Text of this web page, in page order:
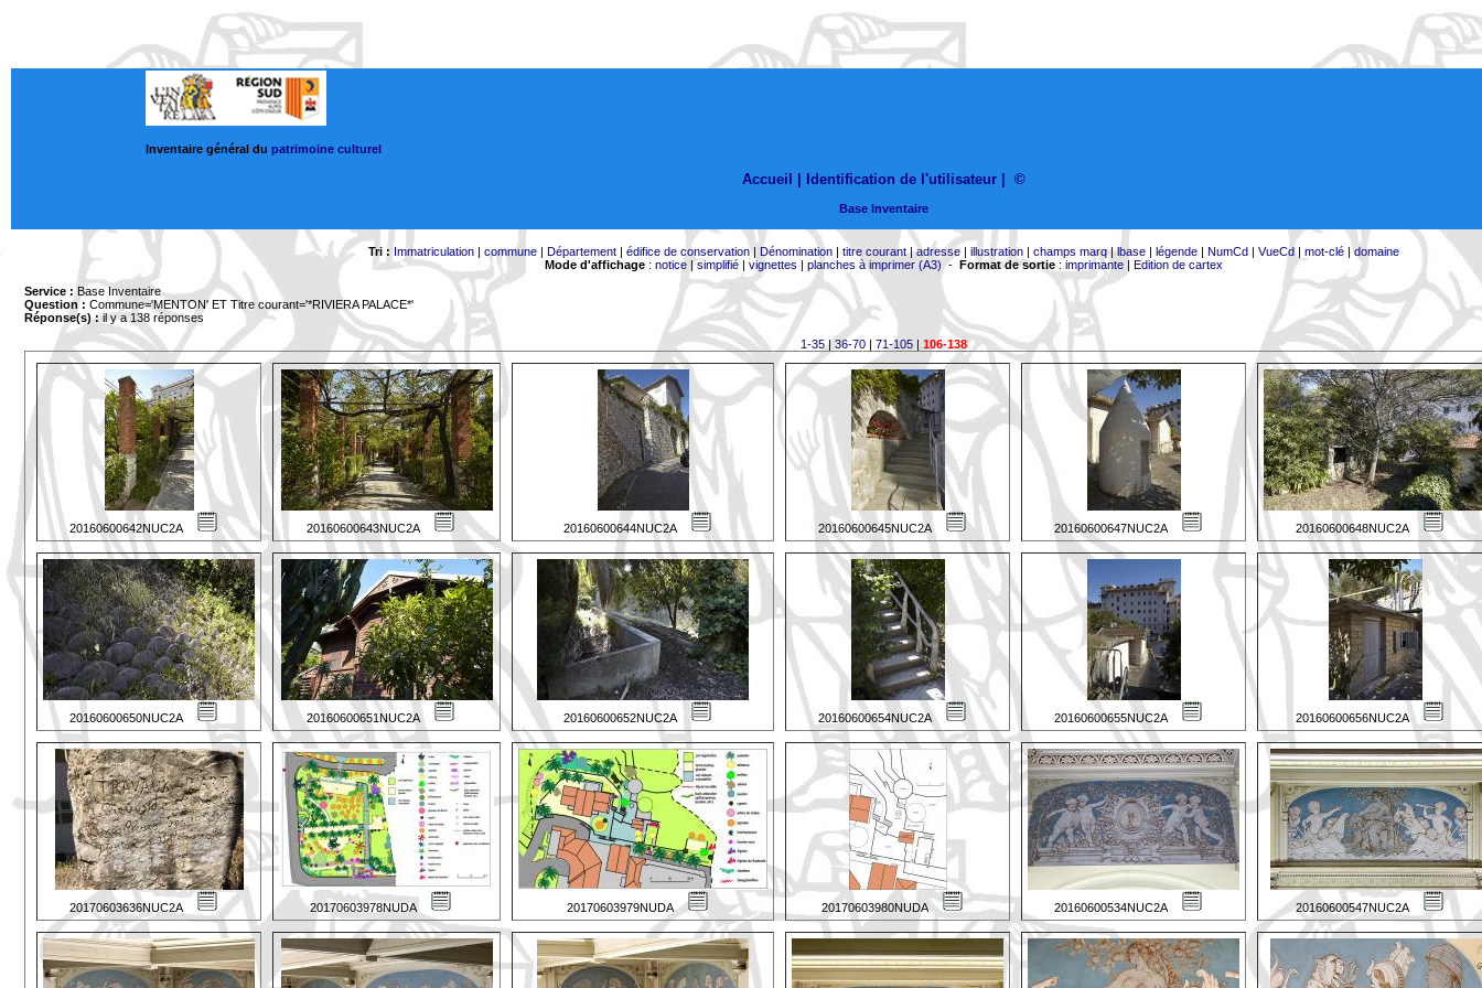
Inventaire général du patrimoine culturel
Accueil | Identification de l'utilisateur ©
Base Inventaire
Tri : Immatriculation| commune| Département| édifice de conservation| Dénomination| titre courant|adresse| illustration| champs marq|lbase| légende| NumCd| VueCd| mot-clé|domaine
Mode d'affichage: notice|simplifié| vignettes | planches à imprimer (A3) - Format de sortie: imprimante| Edition de cartex
Service : Base Inventaire
Question : Commune='MENTON' ET Titre courant='*RIVIERA PALACE*'
Réponse(s) :il y a 138 réponses
1-35|36-70| 71-105| 106-138
20160600642NUC2A 20160600643NUC2A 20160600644NUC2A 20160600645NUC2A 20160600647NUC2A 20160600648NUC2A
20160600650NUC2A 20160600651NUC2A 20160600652NUC2A 20160600654NUC2A 20160600655NUC2A 20160600656NUC2A
20170603636NUC2A 20170603978NUDA 20170603979NUDA 20170603980NUDA 20160600534NUC2A 20160600547NUC2A